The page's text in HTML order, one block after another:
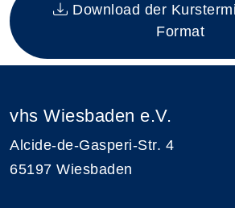
Download der
Format
vhs Wiesbaden e.V.
Alcide-de-Gasperi-Str. 4
65197 Wiesbaden